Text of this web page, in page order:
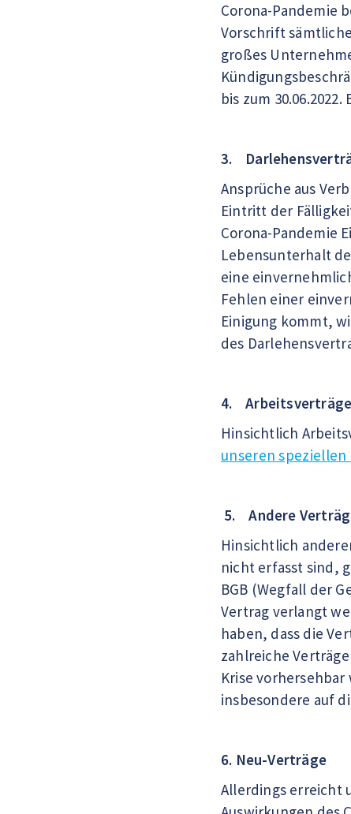
Corona-Pandemie
Vorschrift
großes
bis zum
3.
Ansprüche aus
Eintritt der
Corona-Pandemie
Lebensunterhalt
eine
Fehlen einer
Einigung kommt,
des
4. Arbeitsverträge
Hinsichtlich
unseren speziellen
5. Andere
Hinsichtlich
nicht erfasst sind,
BGB (Wegfall der
Vertrag verlangt
haben, dass die
zahlreiche
Krise
insbesondere auf
6. Neu-Verträge
Allerdings erreicht